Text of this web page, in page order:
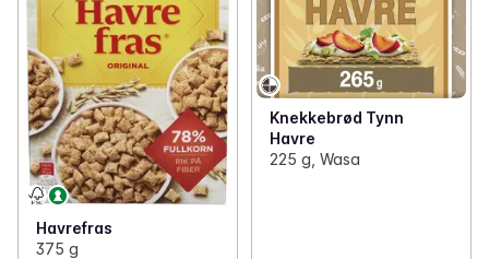
Havrefras
375 g
Knekkebrød Tynn
Havre
225 g, Wasa